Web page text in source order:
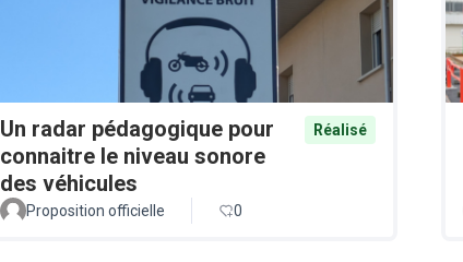
Un radar pédagogique pour
connaitre le niveau sonore
des véhicules
Réalisé
Proposition officielle 0